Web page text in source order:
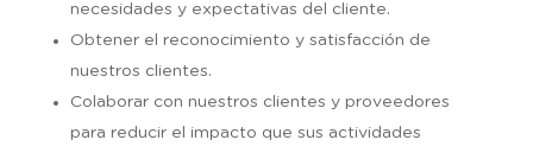
necesidades y expectativas del cliente.
Obtener el reconocimiento y satisfacción de
nuestros clientes.
Colaborar con nuestros clientes y proveedores
para reducir el impacto que sus actividades